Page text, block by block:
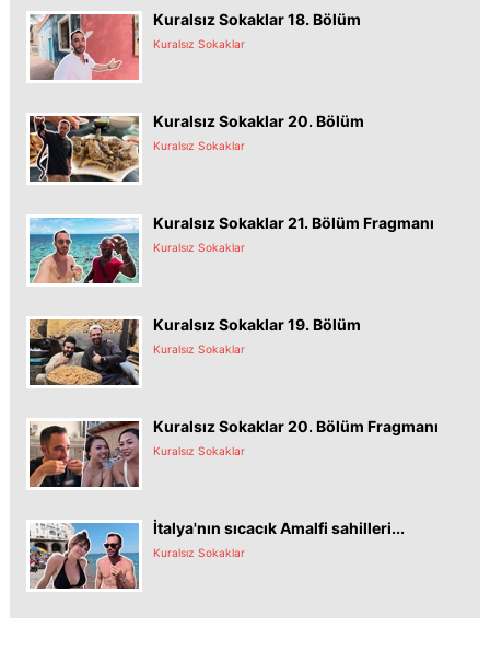
Kuralsız Sokaklar 18. Bölüm
Kuralsız Sokaklar
Kuralsız Sokaklar 20. Bölüm
Kuralsız Sokaklar
Kuralsız Sokaklar 21. Bölüm Fragmanı
Kuralsız Sokaklar
Kuralsız Sokaklar 19. Bölüm
Kuralsız Sokaklar
Kuralsız Sokaklar 20. Bölüm Fragmanı
Kuralsız Sokaklar
İtalya'nın sıcacık Amalfi sahilleri...
Kuralsız Sokaklar